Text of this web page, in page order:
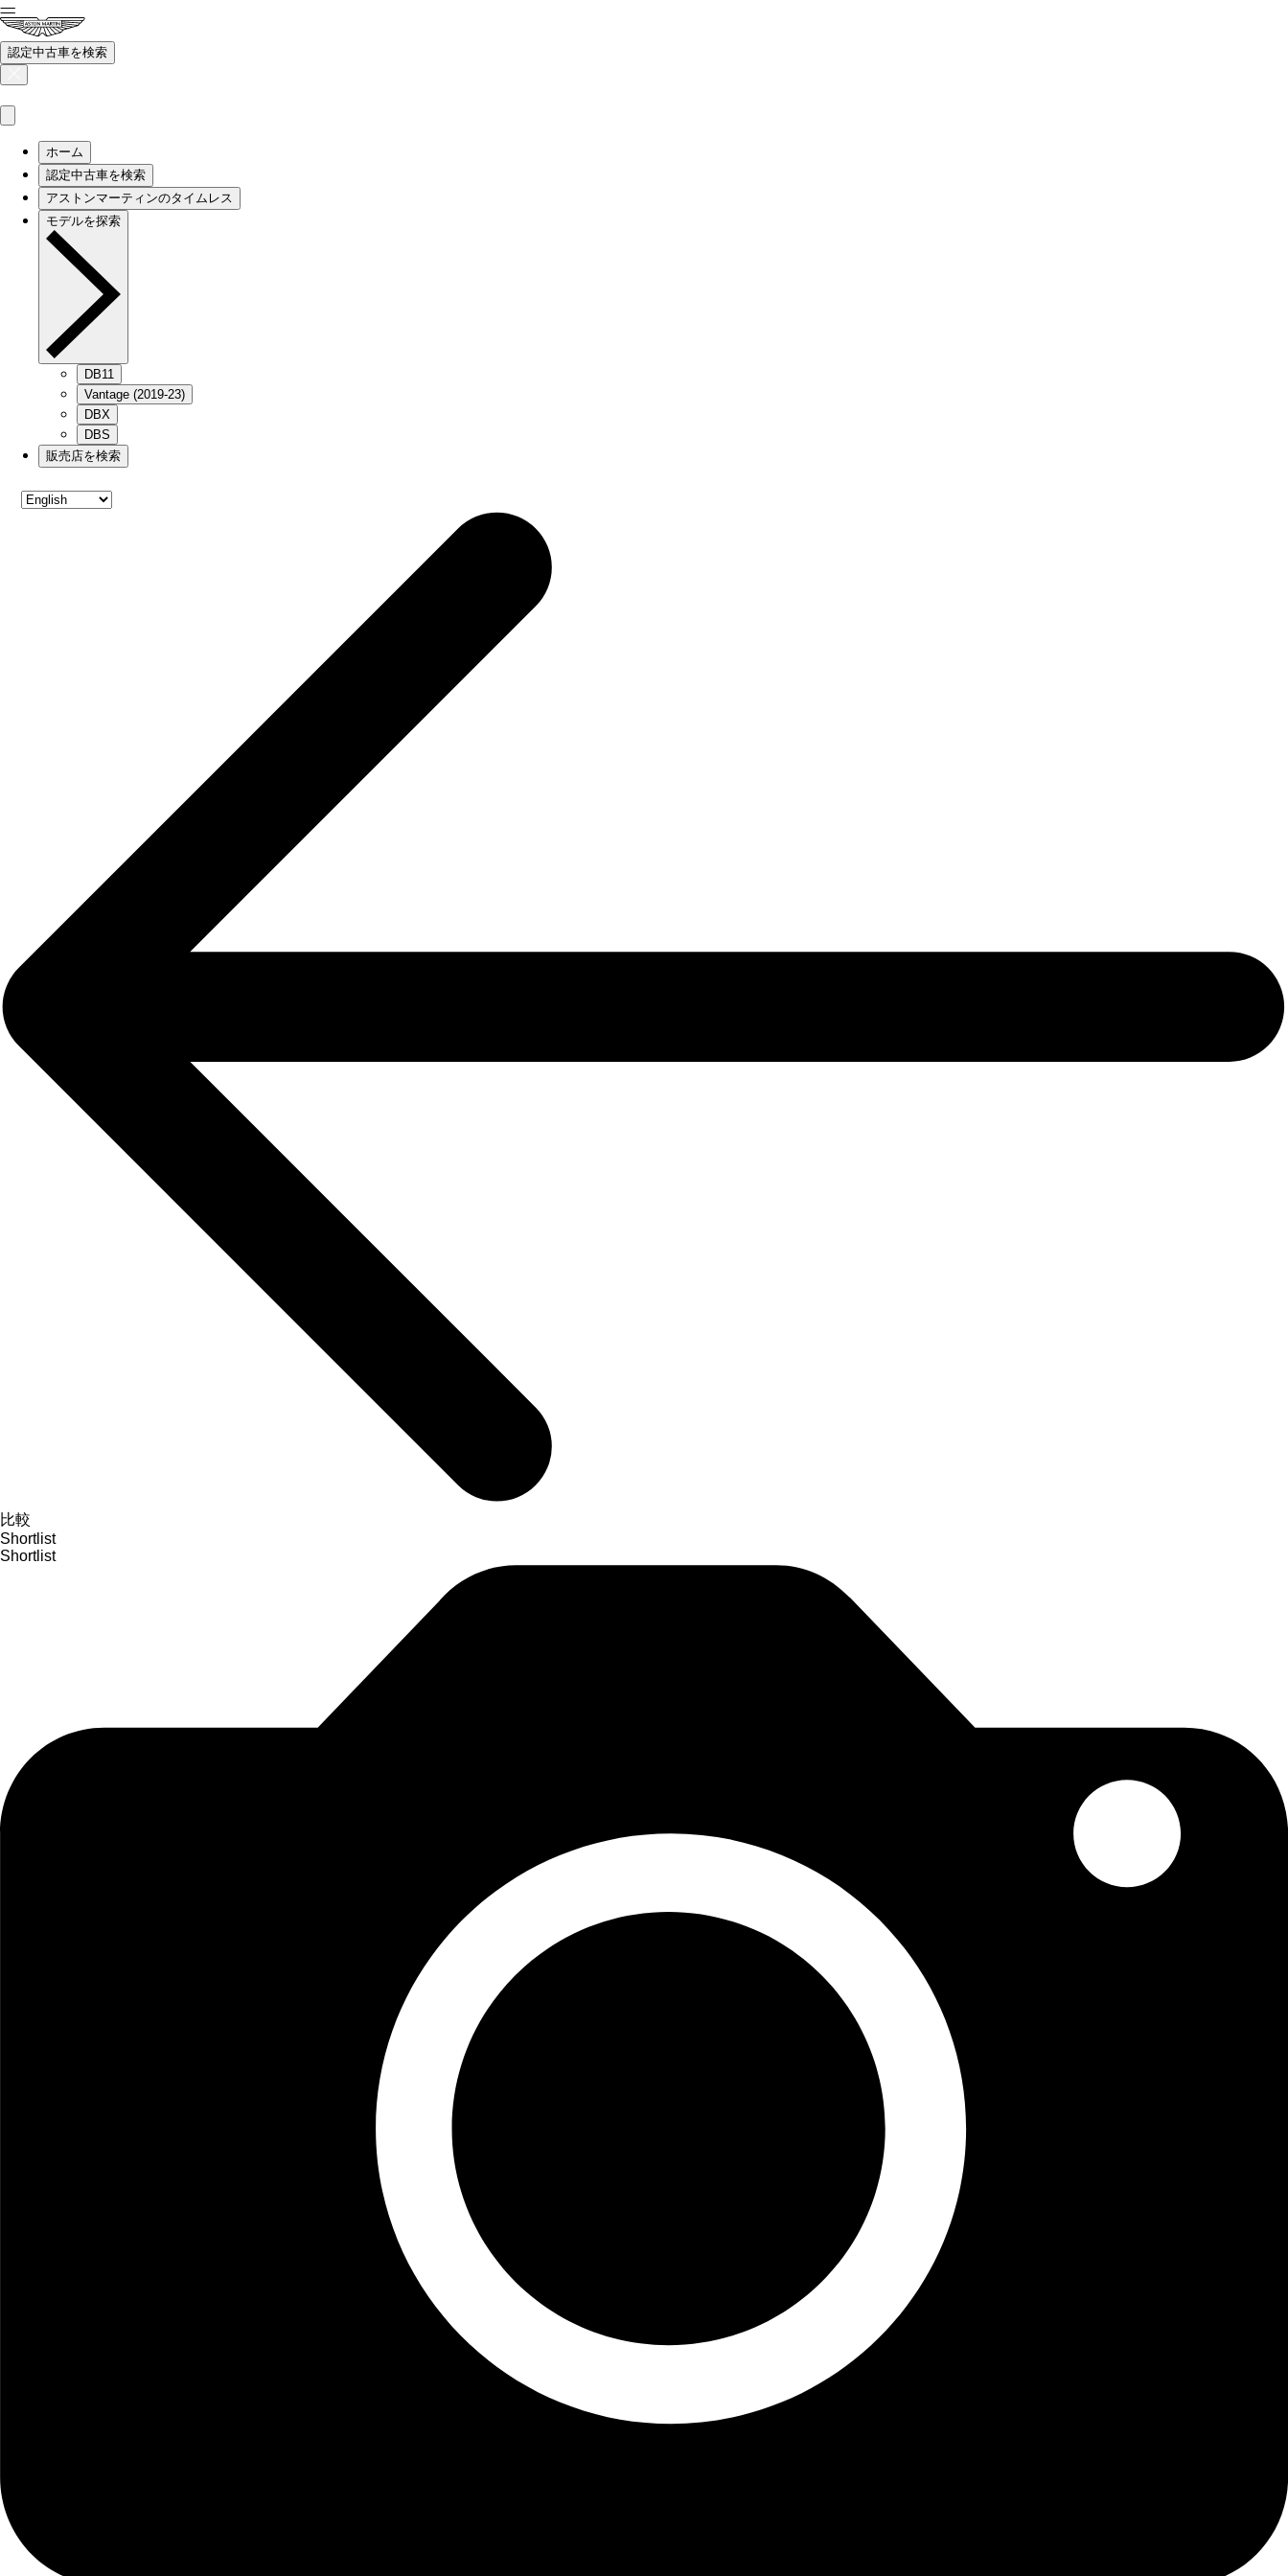
認定中古車を検索
ホーム
認定中古車を検索
アストンマーティンのタイムレス
モデルを探索
DB11
Vantage (2019-23)
DBX
DBS
販売店を検索
比較
Shortlist
Shortlist